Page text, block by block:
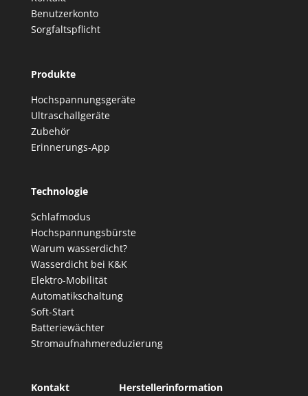
Benutzerkonto
Sorgfaltspflicht
Produkte
Hochspannungsgeräte
Ultraschallgeräte
Zubehör
Erinnerungs-App
Technologie
Schlafmodus
Hochspannungsbürste
Warum wasserdicht?
Wasserdicht bei K&K
Elektro-Mobilität
Automatikschaltung
Soft-Start
Batteriewächter
Stromaufnahmereduzierung
Kontakt
Herstellerinformation